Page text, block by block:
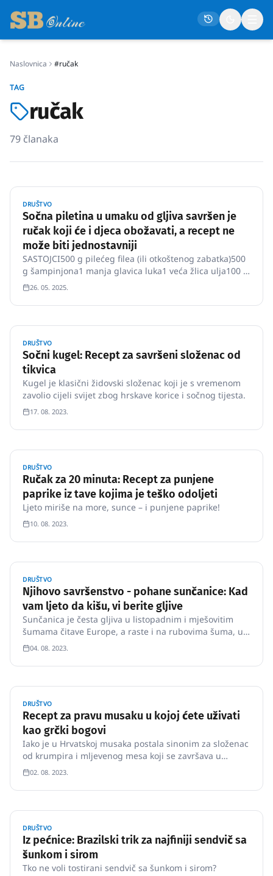
Društvo
Politika
Gospodarstvo
Crna kronika
Sport
Kultura
Osmrtnice
Naslovnica #ručak
TAG
ručak
79 članaka
DRUŠTVO
Sočna piletina u umaku od gljiva savršen je
ručak koji će i djeca obožavati, a recept ne
može biti jednostavniji
SASTOJCI500 g pilećeg filea (ili otkoštenog zabatka)500
g šampinjona1 manja glavica luka1 veća žlica ulja100 g
kiselog vrhnja1 žličica senfaSol, paparZačini po želji:
timijan, bosiljak, ljuta papričica...
26. 05. 2025.
DRUŠTVO
Sočni kugel: Recept za savršeni složenac od
tikvica
Kugel je klasični židovski složenac koji je s vremenom
zavolio cijeli svijet zbog hrskave korice i sočnog tijesta.
17. 08. 2023.
DRUŠTVO
Ručak za 20 minuta: Recept za punjene
paprike iz tave kojima je teško odoljeti
Ljeto miriše na more, sunce – i punjene paprike!
10. 08. 2023.
DRUŠTVO
Njihovo savršenstvo - pohane sunčanice: Kad
vam ljeto da kišu, vi berite gljive
Sunčanica je česta gljiva u listopadnim i mješovitim
šumama čitave Europe, a raste i na rubovima šuma, uz
puteve i na livadama.
04. 08. 2023.
DRUŠTVO
Recept za pravu musaku u kojoj ćete uživati
kao grčki bogovi
Iako je u Hrvatskoj musaka postala sinonim za složenac
od krumpira i mljevenog mesa koji se završava u
pećnici, zapravo je riječ o grčkom jelu koje ima nešto
drugačije namirnice.
02. 08. 2023.
DRUŠTVO
Iz pećnice: Brazilski trik za najfiniji sendvič sa
šunkom i sirom
Tko ne voli tostirani sendvič sa šunkom i sirom?